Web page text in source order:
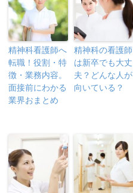
精神科看護師へ
転職！役割・特
徴・業務内容。
面接前にわかる
業界おまとめ
精神科の看護師
は新卒でも大丈
夫？どんな人が
向いている？